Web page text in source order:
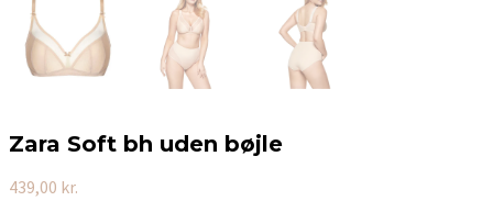
Zara Soft bh uden bøjle
439,00 kr.